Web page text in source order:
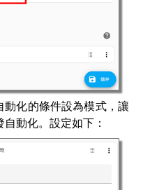
化的條件設為模式，讓
動化。設定如下：